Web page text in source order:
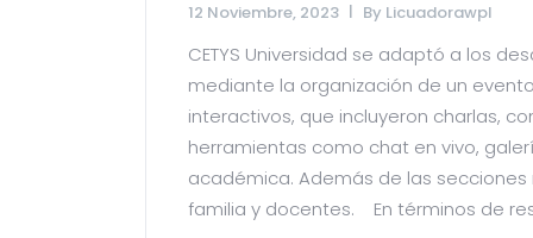
12 Noviembre, 2023 By Licuadorawpl
CETYS Universidad se adaptó a los
mediante la organización de un
interactivos, que incluyeron charlas,
herramientas como chat en vivo,
académica. Además de las
familia y docentes. En términos de